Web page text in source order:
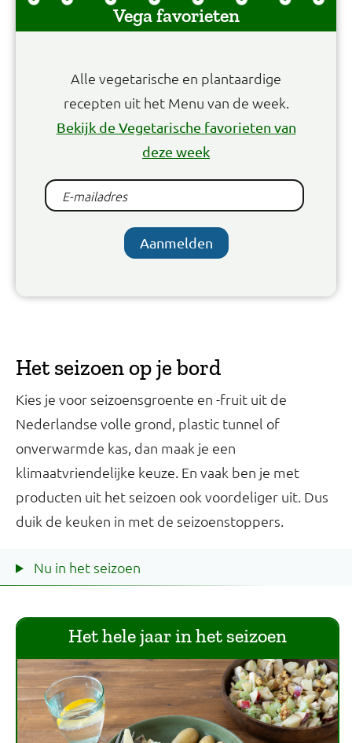
Vega favorieten
Alle vegetarische en plantaardige
recepten uit het Menu van de week.
Bekijk de Vegetarische favorieten van
deze week
Aanmelden
Het seizoen op je bord
Kies je voor seizoensgroente en -fruit uit de
Nederlandse volle grond, plastic tunnel of
onverwarmde kas, dan maak je een
klimaatvriendelijke keuze. En vaak ben je met
producten uit het seizoen ook voordeliger uit. Dus
duik de keuken in met de seizoenstoppers.
Nu in het seizoen
Het hele jaar in het seizoen